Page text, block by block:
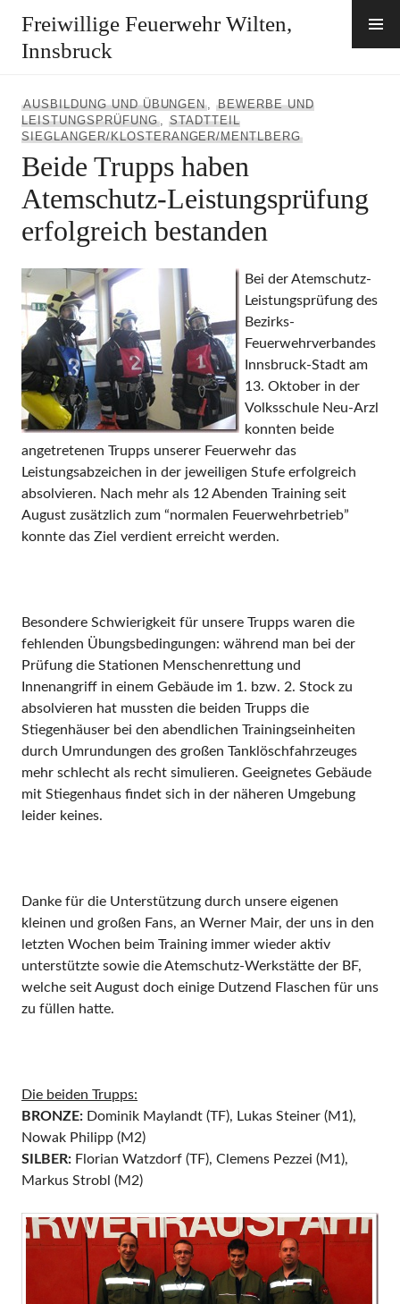
Inhalt
springen
Freiwillige Feuerwehr Wilten,
Innsbruck
AUSBILDUNG UND ÜBUNGEN,BEWERBE UND
LEISTUNGSPRÜFUNG, STADTTEIL
SIEGLANGER/KLOSTERANGER/MENTLBERG
Beide Trupps haben
Atemschutz-Leistungsprüfung
erfolgreich bestanden
Bei der Atemschutz-
Leistungsprüfung des
Bezirks-
Feuerwehrverbandes
Innsbruck-Stadt am
13. Oktober in der
Volksschule Neu-Arzl
konnten beide
angetretenen Trupps unserer Feuerwehr das
Leistungsabzeichen in der jeweiligen Stufe erfolgreich
absolvieren. Nach mehr als 12 Abenden Training seit
August zusätzlich zum “normalen Feuerwehrbetrieb”
konnte das Ziel verdient erreicht werden.
Besondere Schwierigkeit für unsere Trupps waren die
fehlenden Übungsbedingungen: während man bei der
Prüfung die Stationen Menschenrettung und
Innenangriff in einem Gebäude im 1. bzw. 2. Stock zu
absolvieren hat mussten die beiden Trupps die
Stiegenhäuser bei den abendlichen Trainingseinheiten
durch Umrundungen des großen Tanklöschfahrzeuges
mehr schlecht als recht simulieren. Geeignetes Gebäude
mit Stiegenhaus findet sich in der näheren Umgebung
leider keines.
Danke für die Unterstützung durch unsere eigenen
kleinen und großen Fans, an Werner Mair, der uns in den
letzten Wochen beim Training immer wieder aktiv
unterstützte sowie die Atemschutz-Werkstätte der BF,
welche seit August doch einige Dutzend Flaschen für uns
zu füllen hatte.
Die beiden Trupps:
BRONZE: Dominik Maylandt (TF), Lukas Steiner (M1),
Nowak Philipp (M2)
SILBER: Florian Watzdorf (TF), Clemens Pezzei (M1),
Markus Strobl (M2)